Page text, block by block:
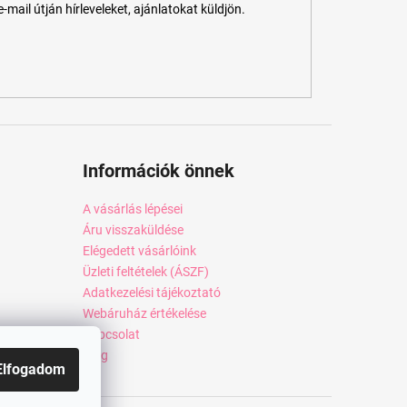
mail útján hírleveleket, ajánlatokat küldjön.
Információk önnek
A vásárlás lépései
Áru visszaküldése
Elégedett vásárlóink
Üzleti feltételek (ÁSZF)
Adatkezelési tájékoztató
Webáruház értékelése
Kapcsolat
Blog